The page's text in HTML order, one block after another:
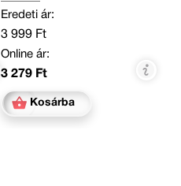
Eredeti ár:
3 999 Ft
Online ár:
3 279 Ft
Kosárba